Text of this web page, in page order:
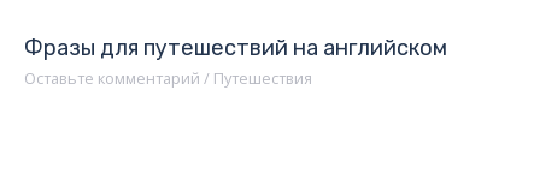
Фразы для путешествий на английском
Оставьте комментарий / Путешествия